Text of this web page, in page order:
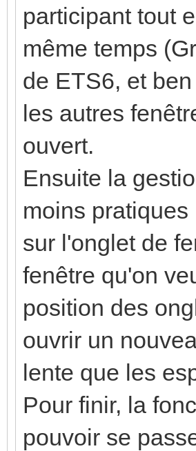
participant tout
même temps
de ETS6, et
les autres
ouvert.
Ensuite la
moins
sur l'onglet de
fenêtre qu'on
position des
ouvrir un
lente que les
Pour finir, la
pouvoir se